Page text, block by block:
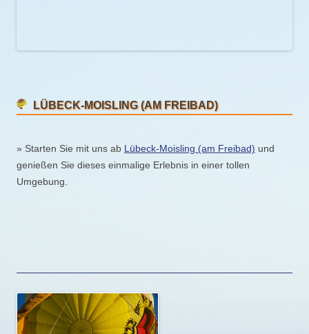
LÜBECK-MOISLING (AM FREIBAD)
» Starten Sie mit uns ab Lübeck-Moisling (am Freibad) und
genießen Sie dieses einmalige Erlebnis in einer tollen
Umgebung.